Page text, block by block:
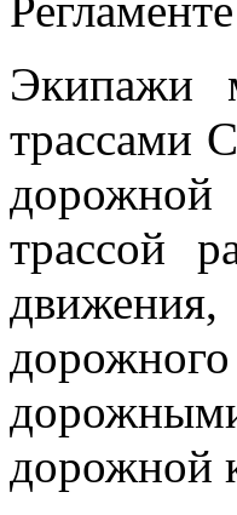
Экипажи
трассами
трассой
дорожной